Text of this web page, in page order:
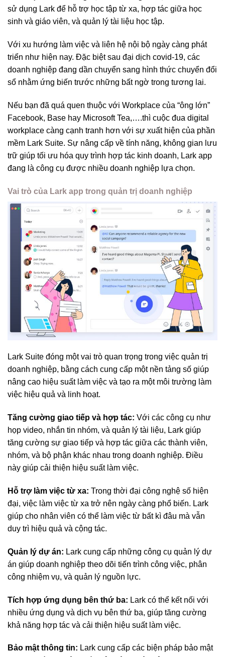
sử dụng Lark để hỗ trợ học tập từ xa, hợp tác giữa học
sinh và giáo viên, và quản lý tài liệu học tập.
Với xu hướng làm việc và liên hệ nội bộ ngày càng phát
triển như hiện nay. Đặc biệt sau đại dịch covid-19, các
doanh nghiệp đang dần chuyển sang hình thức chuyển đổi
sổ nhằm ứng biến trước những bất ngờ trong tương lai.
Nếu bạn đã quá quen thuộc với Workplace của “ông lớn”
Facebook, Base hay Microsoft Tea,….thì cuộc đua digital
workplace càng cạnh tranh hơn với sự xuất hiện của phần
mềm Lark Suite. Sự nâng cấp về tính năng, không gian lưu
trữ giúp tối ưu hóa quy trình hợp tác kinh doanh, Lark app
đang là công cụ được nhiều doanh nghiệp lựa chọn.
Vai trò của Lark app trong quản trị doanh nghiệp
Lark Suite đóng một vai trò quan trọng trong việc quản trị
doanh nghiệp, bằng cách cung cấp một nền tảng số giúp
nâng cao hiệu suất làm việc và tạo ra một môi trường làm
việc hiệu quả và linh hoạt.
Tăng cường giao tiếp và hợp tác: Với các công cụ như
họp video, nhắn tin nhóm, và quản lý tài liệu, Lark giúp
tăng cường sự giao tiếp và hợp tác giữa các thành viên,
nhóm, và bộ phận khác nhau trong doanh nghiệp. Điều
này giúp cải thiện hiệu suất làm việc.
Hỗ trợ làm việc từ xa: Trong thời đại công nghệ số hiện
đại, việc làm việc từ xa trở nên ngày càng phổ biến. Lark
giúp cho nhân viên có thể làm việc từ bất kì đâu mà vẫn
duy trì hiệu quả và cộng tác.
Quản lý dự án: Lark cung cấp những công cụ quản lý dự
án giúp doanh nghiệp theo dõi tiến trình công việc, phân
công nhiệm vụ, và quản lý nguồn lực.
Tích hợp ứng dụng bên thứ ba: Lark có thể kết nối với
nhiều ứng dụng và dịch vụ bên thứ ba, giúp tăng cường
khả năng hợp tác và cải thiện hiệu suất làm việc.
Bảo mật thông tin: Lark cung cấp các biện pháp bảo mật